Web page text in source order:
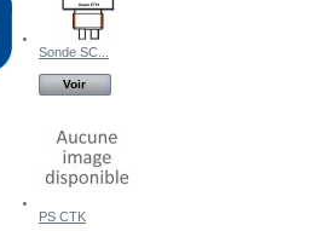
Sonde SC...
Voir
PS CTK